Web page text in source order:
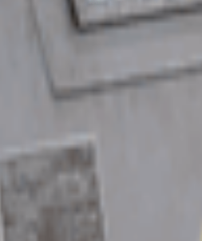
:Canto II
пулемет большего